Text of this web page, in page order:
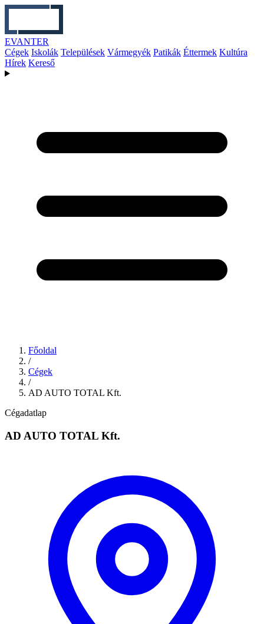
EVANTER
Cégek Iskolák Települések Vármegyék Patikák Éttermek Kultúra
Hírek Kereső
Főoldal
/
Cégek
/
AD AUTO TOTAL Kft.
Cégadatlap
AD AUTO TOTAL Kft.